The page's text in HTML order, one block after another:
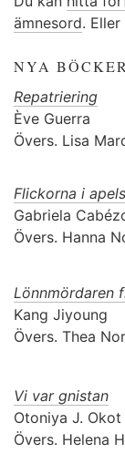
ämnesord.
NYA BÖCKER
Repatriering
Ève Guerra
Övers. Lisa
Flickorna i
Gabriela
Övers. Hanna
Lönnmördaren
Kang Jiyoung
Övers. Thea
Vi var gnistan
Otoniya J.
Övers. Helena